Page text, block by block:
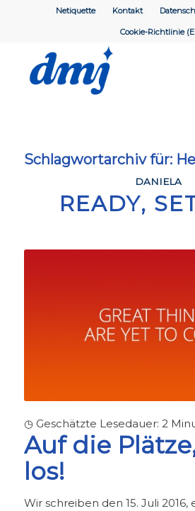
Netiquette Kontakt
Cookie-Richtlinie
Schlagwortarchiv für:
DANIELA
READY,
◷ Geschätzte Lesedauer: 2
Auf die
los!
Wir schreiben den 15. Juli 2016,